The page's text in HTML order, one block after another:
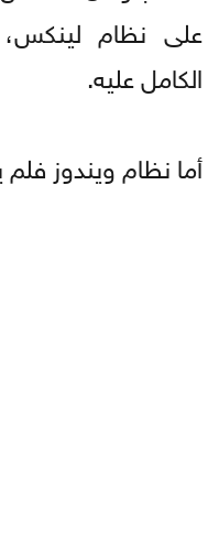
على نظام لينكس،
الكامل عليه.
أما نظام ويندوز فلم